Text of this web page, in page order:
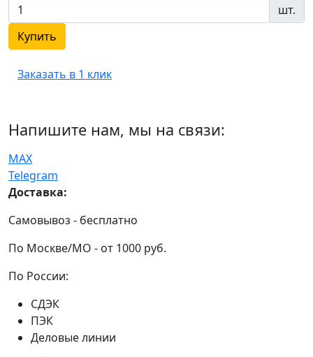
шт.
Купить
Заказать в 1 клик
Напишите нам, мы на связи:
MAX
Telegram
Доставка:
Самовывоз - бесплатно
По Москве/МО - от 1000 руб.
По России:
СДЭК
ПЭК
Деловые линии